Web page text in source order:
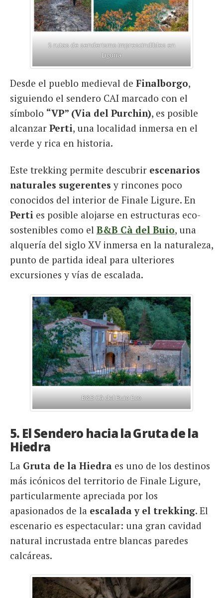
5 rutas de senderismo imprescindibles en
Liguria
Desde el pueblo medieval de Finalborgo,
siguiendo el sendero CAI marcado con el
símbolo “VP” (Via del Purchin), es posible
alcanzar Perti, una localidad inmersa en el
verde y rica en historia.
Este trekking permite descubrir escenarios
naturales sugerentes y rincones poco
conocidos del interior de Finale Ligure. En
Perti es posible alojarse en estructuras eco-
sostenibles como el B&B Cà del Buio, una
alquería del siglo XV inmersa en la naturaleza,
punto de partida ideal para ulteriores
excursiones y vías de escalada.
B&B Cà del Buio Eco
5. El Sendero hacia la Gruta de la
Hiedra
La Gruta de la Hiedra es uno de los destinos
más icónicos del territorio de Finale Ligure,
particularmente apreciada por los
apasionados de la escalada y el trekking. El
escenario es espectacular: una gran cavidad
natural incrustada entre blancas paredes
calcáreas.